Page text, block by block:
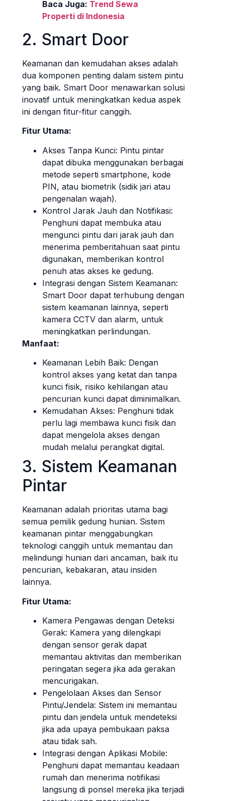
Baca Juga: Trend Sewa
Properti di Indonesia
2. Smart Door
Keamanan dan kemudahan akses adalah
dua komponen penting dalam sistem pintu
yang baik. Smart Door menawarkan solusi
inovatif untuk meningkatkan kedua aspek
ini dengan fitur-fitur canggih.
Fitur Utama:
Akses Tanpa Kunci: Pintu pintar
dapat dibuka menggunakan berbagai
metode seperti smartphone, kode
PIN, atau biometrik (sidik jari atau
pengenalan wajah).
Kontrol Jarak Jauh dan Notifikasi:
Penghuni dapat membuka atau
mengunci pintu dari jarak jauh dan
menerima pemberitahuan saat pintu
digunakan, memberikan kontrol
penuh atas akses ke gedung.
Integrasi dengan Sistem Keamanan:
Smart Door dapat terhubung dengan
sistem keamanan lainnya, seperti
kamera CCTV dan alarm, untuk
meningkatkan perlindungan.
Manfaat:
Keamanan Lebih Baik: Dengan
kontrol akses yang ketat dan tanpa
kunci fisik, risiko kehilangan atau
pencurian kunci dapat diminimalkan.
Kemudahan Akses: Penghuni tidak
perlu lagi membawa kunci fisik dan
dapat mengelola akses dengan
mudah melalui perangkat digital.
3. Sistem Keamanan
Pintar
Keamanan adalah prioritas utama bagi
semua pemilik gedung hunian. Sistem
keamanan pintar menggabungkan
teknologi canggih untuk memantau dan
melindungi hunian dari ancaman, baik itu
pencurian, kebakaran, atau insiden
lainnya.
Fitur Utama:
Kamera Pengawas dengan Deteksi
Gerak: Kamera yang dilengkapi
dengan sensor gerak dapat
memantau aktivitas dan memberikan
peringatan segera jika ada gerakan
mencurigakan.
Pengelolaan Akses dan Sensor
Pintu/Jendela: Sistem ini memantau
pintu dan jendela untuk mendeteksi
jika ada upaya pembukaan paksa
atau tidak sah.
Integrasi dengan Aplikasi Mobile:
Penghuni dapat memantau keadaan
rumah dan menerima notifikasi
langsung di ponsel mereka jika terjadi